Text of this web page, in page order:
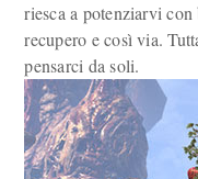
riesca a potenziarvi
recupero e così via.
pensarci da soli.